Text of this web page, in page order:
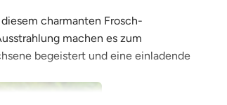
charmanten Frosch-
machen es zum
begeistert und eine einladende